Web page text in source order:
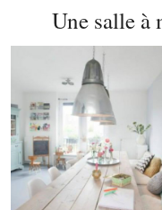
Une salle à